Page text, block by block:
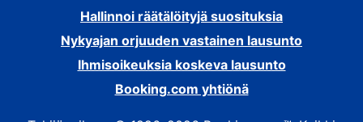
Hallinnoi räätälöityjä suosituksia
Nykyajan orjuuden vastainen lausunto
Ihmisoikeuksia koskeva lausunto
Booking.com yhtiönä